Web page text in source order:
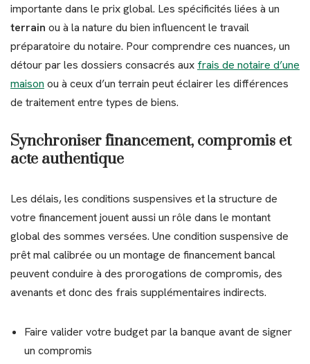
importante dans le prix global. Les spécificités liées à un
terrain ou à la nature du bien influencent le travail
préparatoire du notaire. Pour comprendre ces nuances, un
détour par les dossiers consacrés aux frais de notaire d’une
maison ou à ceux d’un terrain peut éclairer les différences
de traitement entre types de biens.
Synchroniser financement, compromis et
acte authentique
Les délais, les conditions suspensives et la structure de
votre financement jouent aussi un rôle dans le montant
global des sommes versées. Une condition suspensive de
prêt mal calibrée ou un montage de financement bancal
peuvent conduire à des prorogations de compromis, des
avenants et donc des frais supplémentaires indirects.
Faire valider votre budget par la banque avant de signer
un compromis